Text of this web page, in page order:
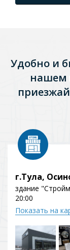
Удобно и
нашем
г.Тула,
здание
20:00
Показать на